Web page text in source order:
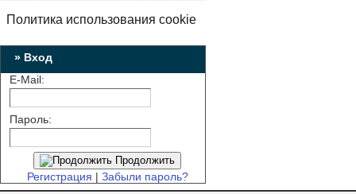
Политика использования cookie
» Вход
E-Mail:
Пароль:
Продолжить
Регистрация | Забыли пароль?